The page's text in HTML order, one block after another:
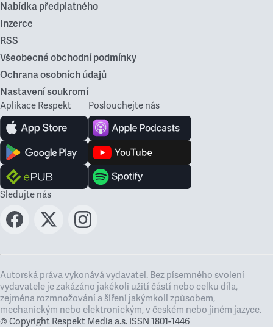
Nabídka předplatného
Inzerce
RSS
Všeobecné obchodní podmínky
Ochrana osobních údajů
Nastavení soukromí
Aplikace Respekt Poslouchejte nás
Sledujte nás
Autorská práva vykonává vydavatel. Bez písemného svolení
vydavatele je zakázáno jakékoli užití částí nebo celku díla,
zejména rozmnožování a šíření jakýmkoli způsobem,
mechanickým nebo elektronickým, v českém nebo jiném jazyce.
© Copyright Respekt Media a.s. ISSN 1801-1446